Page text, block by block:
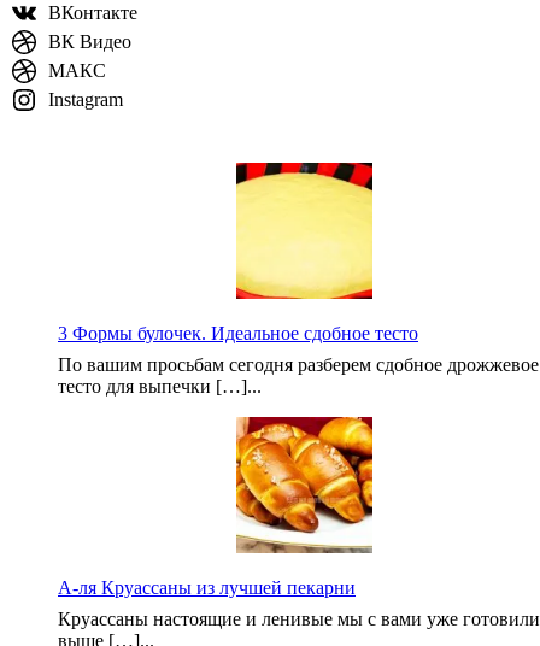
ВКонтакте
ВК Видео
МАКС
Instagram
3 Формы булочек. Идеальное сдобное тесто
По вашим просьбам сегодня разберем сдобное дрожжевое
тесто для выпечки […]...
А-ля Круассаны из лучшей пекарни
Круассаны настоящие и ленивые мы с вами уже
выше […]...